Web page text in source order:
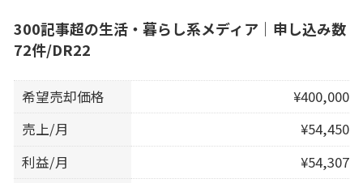
300記事超の生活・暮らし系メディア｜申し込み数
72件/DR22
希望売却価格
¥400,000
売上/月
¥54,450
利益/月
¥54,307